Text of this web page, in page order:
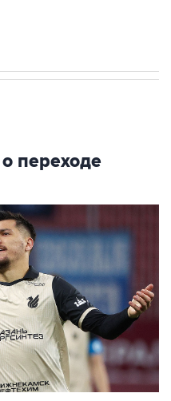
переходе